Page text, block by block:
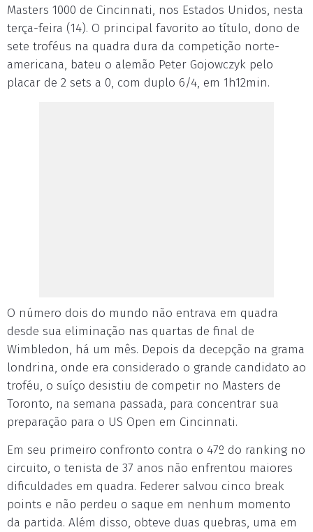
Masters 1000 de Cincinnati, nos Estados Unidos, nesta
terça-feira (14). O principal favorito ao título, dono de
sete troféus na quadra dura da competição norte-
americana, bateu o alemão Peter Gojowczyk pelo
placar de 2 sets a 0, com duplo 6/4, em 1h12min.
O número dois do mundo não entrava em quadra
desde sua eliminação nas quartas de final de
Wimbledon, há um mês. Depois da decepção na grama
londrina, onde era considerado o grande candidato ao
troféu, o suíço desistiu de competir no Masters de
Toronto, na semana passada, para concentrar sua
preparação para o US Open em Cincinnati.
Em seu primeiro confronto contra o 47º do ranking no
circuito, o tenista de 37 anos não enfrentou maiores
dificuldades em quadra. Federer salvou cinco break
points e não perdeu o saque em nenhum momento
da partida. Além disso, obteve duas quebras, uma em